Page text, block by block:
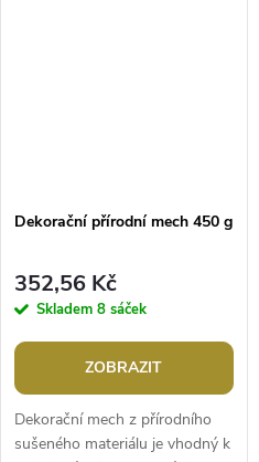
Dekorační přírodní mech 450 g
352,56 Kč
Skladem 8 sáček
ZOBRAZIT
Dekorační mech z přírodního
sušeného materiálu je vhodný k